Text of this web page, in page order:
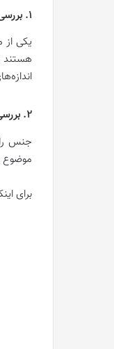
1. بررسی میزان گرمایش
یکی از
هستند
2. بررسی ماندگاری
جنس
موضوع
برای